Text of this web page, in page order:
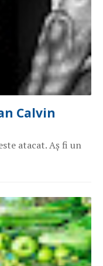
Calvin
atacat. Aș fi un